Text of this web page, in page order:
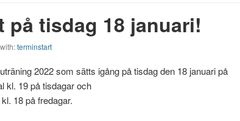
på tisdag 18 januari!
terminstart
2022 som sätts igång på tisdag den 18 januari på
kl. 19 på tisdagar och
18 på fredagar.